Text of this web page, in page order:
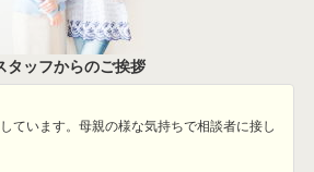
タッフからのご挨拶
ています。母親の様な気持ちで相談者に接し